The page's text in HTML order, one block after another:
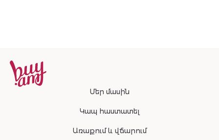
Մեր մասին
Կապ հաստատել
Առաքում և վճարում